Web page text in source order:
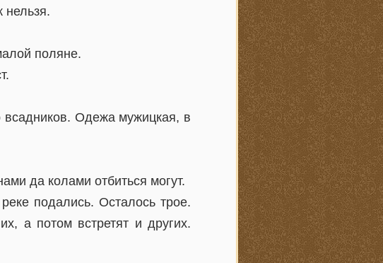
нельзя.
поляне.
всадников. Одежа мужицкая, в
да колами отбиться могут.
подались. Осталось трое.
а потом встретят и других.